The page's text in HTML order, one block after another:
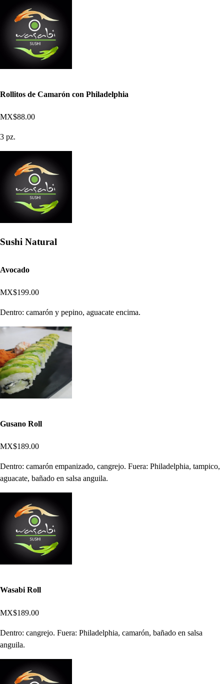
Rollitos de Camarón con Philadelphia
MX$88.00
3 pz.
Sushi Natural
Avocado
MX$199.00
Dentro: camarón y pepino, aguacate encima.
Gusano Roll
MX$189.00
Dentro: camarón empanizado, cangrejo. Fuera: Philadelphia, tampico,
aguacate, bañado en salsa anguila.
Wasabi Roll
MX$189.00
Dentro: cangrejo. Fuera: Philadelphia, camarón, bañado en salsa
anguila.